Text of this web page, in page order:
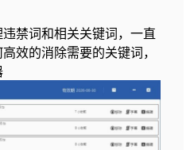
禁词和相关关键词，一直
效的消除需要的关键词，